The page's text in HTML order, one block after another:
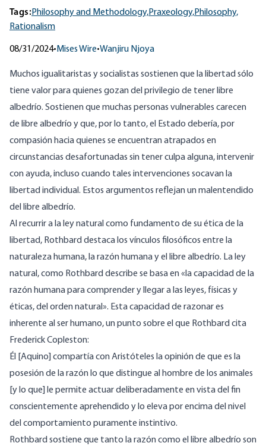
Tags:Philosophy and Methodology,Praxeology,Philosophy,
Rationalism
08/31/2024• Mises Wire•Wanjiru Njoya
Muchos igualitaristas y socialistas sostienen que la libertad sólo
tiene valor para quienes gozan del privilegio de tener libre
albedrío. Sostienen que muchas personas vulnerables carecen
de libre albedrío y que, por lo tanto, el Estado debería, por
compasión hacia quienes se encuentran atrapados en
circunstancias desafortunadas sin tener culpa alguna, intervenir
con ayuda, incluso cuando tales intervenciones socavan la
libertad individual. Estos argumentos reflejan un malentendido
del libre albedrío.
Al recurrir a la ley natural como fundamento de su ética de la
libertad, Rothbard destaca los vínculos filosóficos entre la
naturaleza humana, la razón humana y el libre albedrío. La ley
natural, como Rothbard describe se basa en «la capacidad de la
razón humana para comprender y llegar a las leyes, físicas y
éticas, del orden natural». Esta capacidad de razonar es
inherente al ser humano, un punto sobre el que Rothbard cita
Frederick Copleston:
Él [Aquino] compartía con Aristóteles la opinión de que es la
posesión de la razón lo que distingue al hombre de los animales
[y lo que] le permite actuar deliberadamente en vista del fin
conscientemente aprehendido y lo eleva por encima del nivel
del comportamiento puramente instintivo.
Rothbard sostiene que tanto la razón como el libre albedrío son